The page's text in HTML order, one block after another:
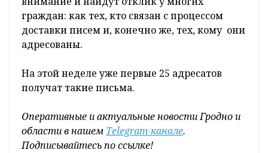
граждан: как тех, кто связан с процессом
доставки писем и, конечно же, тех, кому они
адресованы.
На этой неделе уже первые 25 адресатов
получат такие письма.
Оперативные и актуальные новости Гродно и
области в нашем Telegram-канале.
Подписывайтесь по ссылке!